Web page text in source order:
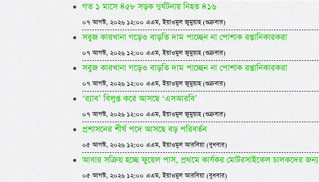
গত ১ মাসে ৪৫৮ সড়ক দুর্ঘটনায় নিহত ৪১৬
০৭ আগস্ট, ২০২৬ ১২:০০ এএম, ইয়াওমুল জুমুয়াহ (শুক্রবার)
সবুজ কারখানা গড়েও বাড়তি দাম পাচ্ছেন না পোশাক রপ্তানিকারকরা
০৭ আগস্ট, ২০২৬ ১২:০০ এএম, ইয়াওমুল জুমুয়াহ (শুক্রবার)
সবুজ কারখানা গড়েও বাড়তি দাম পাচ্ছেন না পোশাক রপ্তানিকারকরা
০৭ আগস্ট, ২০২৬ ১২:০০ এএম, ইয়াওমুল জুমুয়াহ (শুক্রবার)
‘র‍্যাব’ বিলুপ্ত করে আসছে ‘এসআরবি’
০৭ আগস্ট, ২০২৬ ১২:০০ এএম, ইয়াওমুল জুমুয়াহ (শুক্রবার)
প্রশাসনের শীর্ষ পদে আসছে বড় পরিবর্তন
০৫ আগস্ট, ২০২৬ ১২:০০ এএম, ইয়াওমুল আরবিয়া (বুধবার)
আবার সক্রিয় হচ্ছে ফুয়েল পাস, প্রথমে কার্যকর মোটরসাইকেল চালকদের জন্য
০৫ আগস্ট, ২০২৬ ১২:০০ এএম, ইয়াওমুল আরবিয়া (বুধবার)